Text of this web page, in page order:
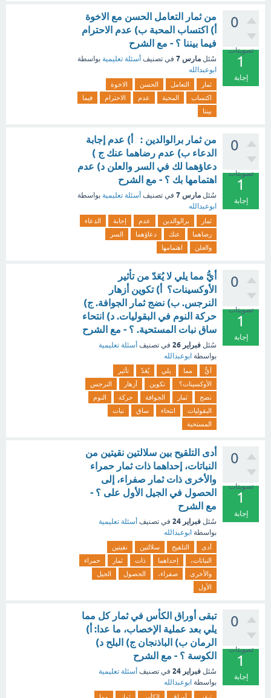
0
تصويتات
1
إجابة
من ثمار التعامل الحسن مع الاخوة
أ) اكتساب المحبة ب) عدم الاحترام
فيما بيننا ؟ - مع الشرح
سُئل مارس 7 في تصنيف أسئلة تعليمية بواسطة
ابوعبدالله
ثمار التعامل الحسن
الاخوة
اكتساب
المحبة عدم الاحترام
فيما
بيننا
0
تصويتات
1
إجابة
من ثمار برالوالدين : أ) عدم إجابة
الدعاء ب) عدم رضاهما عنك ج )
دعاؤهما لك في السر والعلن د) عدم
اهتمامها بك ؟ - مع الشرح
سُئل مارس 7 في تصنيف أسئلة تعليمية بواسطة
ابوعبدالله
ثمار برالوالدين عدم إجابة
الدعاء
رضاهما
عنك دعاؤهما
السر
والعلن
اهتمامها
0
تصويتات
1
إجابة
أيُّ مما يلي لا يُعَدّ من تأثير
الأوكسينات؟ أ) تكوين أزهار
النرجس. ب) نضج ثمار الجوافة. ج)
حركة النوم في البقوليات. د) انتحاء
ساق نبات المستحية. ؟ - مع الشرح
سُئل فبراير 26 في تصنيف أسئلة تعليمية
بواسطة ابوعبدالله
أيُّ مما يلي يُعَدّ
تأثير
الأوكسينات؟
تكوين أزهار
النرجس
نضج
ثمار الجوافة حركة
النوم
البقوليات
انتحاء ساق
نبات
المستحية
0
تصويتات
1
إجابة
أدى التلقيح بين سلالتين نقيتين من
النباتات، إحداهما ذات ثمار حمراء
والأخرى ذات ثمار صفراء، إلى
الحصول في الجيل الأول على ؟ -
مع الشرح
سُئل فبراير 24 في تصنيف أسئلة تعليمية
بواسطة ابوعبدالله
أدى التلقيح سلالتين
نقيتين
النباتات،
إحداهما ذات ثمار
حمراء
والأخرى
صفراء، الحصول
الجيل
الأول
0
تصويتات
1
إجابة
تبقى أوراق الكأس في ثمار كل مما
يلي بعد عملية الإخصاب، ما عدا: أ)
الرمان ب) الباذنجان ج) البلح د)
الكوسة ؟ - مع الشرح
سُئل فبراير 24 في تصنيف أسئلة تعليمية
بواسطة ابوعبدالله